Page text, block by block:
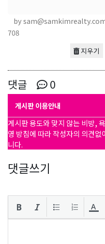
by
708
지우기
댓글 0
게시판 이용안내
게시판 용도와 맞지 않는 비방,
영 방침에 따라 작성자의 의견
니다.
댓글쓰기